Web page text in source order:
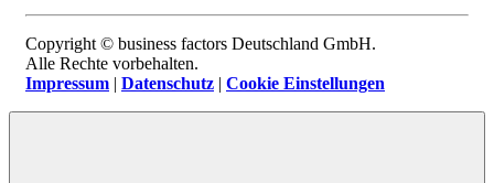
Copyright © business factors Deutschland GmbH.
Alle Rechte vorbehalten.
Impressum | Datenschutz | Cookie Einstellungen